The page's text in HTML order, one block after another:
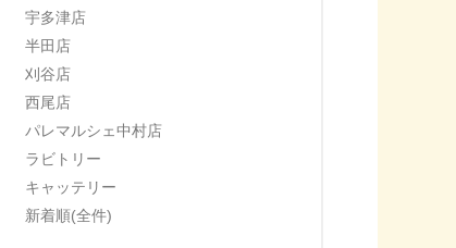
宇多津店
半田店
刈谷店
西尾店
パレマルシェ中村店
ラビトリー
キャッテリー
新着順(全件)